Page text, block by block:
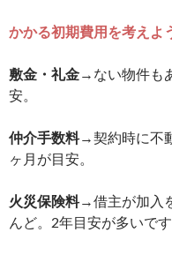
かかる初期費用を考えよ
敷金・礼金→ない物件も
安。
仲介手数料→契約時に不
ヶ月が目安。
火災保険料→借主が加入
んど。2年目安が多いです